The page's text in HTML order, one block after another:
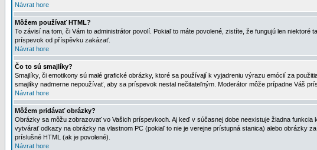
Návrat hore
Môžem používať HTML?
To závisí na tom, či Vám to administrátor povolí. Pokiaľ to máte povolené, zistíte, že fungujú len niektoré
príspevok od příspěvku zakázať.
Návrat hore
Čo to sú smajlíky?
Smajlíky, či emotikony sú malé grafické obrázky, ktoré sa používají k vyjadreniu výrazu emócií za
smajlíky nadmerne nepoužívať, aby sa príspevok nestal nečitateľným. Moderátor môže prípadne Váš
Návrat hore
Môžem pridávať obrázky?
Obrázky sa môžu zobrazovať vo Vašich príspevkoch. Aj keď v súčasnej dobe neexistuje žiadna
vytvárať odkazy na obrázky na vlastnom PC (pokiaľ to nie je verejne prístupná stanica) alebo obrázky
príslušné HTML (ak je povolené).
Návrat hore